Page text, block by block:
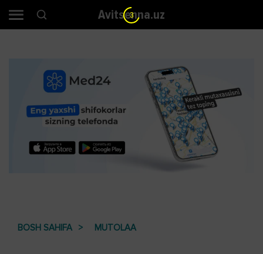
Avitsenna.uz
BOSH SAHIFA MUTOLAA
3